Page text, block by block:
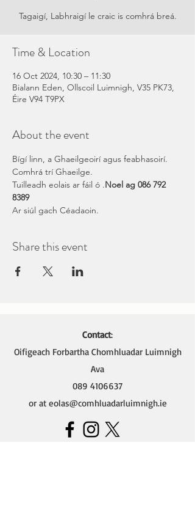
Tagaigí, Labhraigí le craic is comhrá breá.
Time & Location
16 Oct 2024, 10:30 – 11:30
Bialann Eden, Ollscoil Luimnigh, V35 PK73,
Éire V94 T9PX
About the event
Bígí linn, a Ghaeilgeoirí agus feabhasoirí.
Comhrá trí Ghaeilge.
Tuilleadh eolais ar fáil ó .Noel ag 086 792
8389
Ar siúl gach Céadaoin.
Share this event
Contact:
Oifigeach Forbartha Chomhluadar Luimnigh
Ava
089 4106637
or at eolas@comhluadarluimnigh.ie